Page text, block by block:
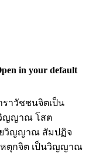
in your default
าวัชชนจิตเป็น
ญญาณ โสต
วิญญาณ สัมปฏิจ
หตุกจิต เป็นวิญญาณ